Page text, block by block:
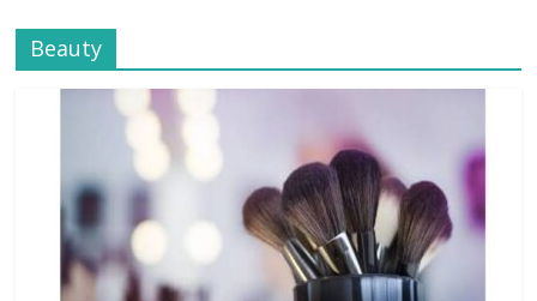
Beauty